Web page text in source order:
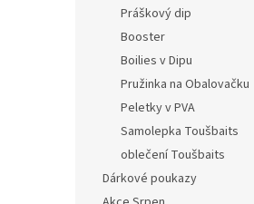
Práškový dip
Booster
Boilies v Dipu
Pružinka na Obalovačku
Peletky v PVA
Samolepka Toušbaits
oblečení Toušbaits
Dárkové poukazy